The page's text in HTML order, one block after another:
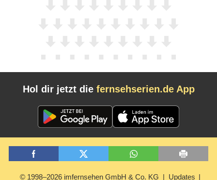
Hol dir jetzt die fernsehserien.de App
© 1998–2026 imfernsehen GmbH & Co. KG Updates